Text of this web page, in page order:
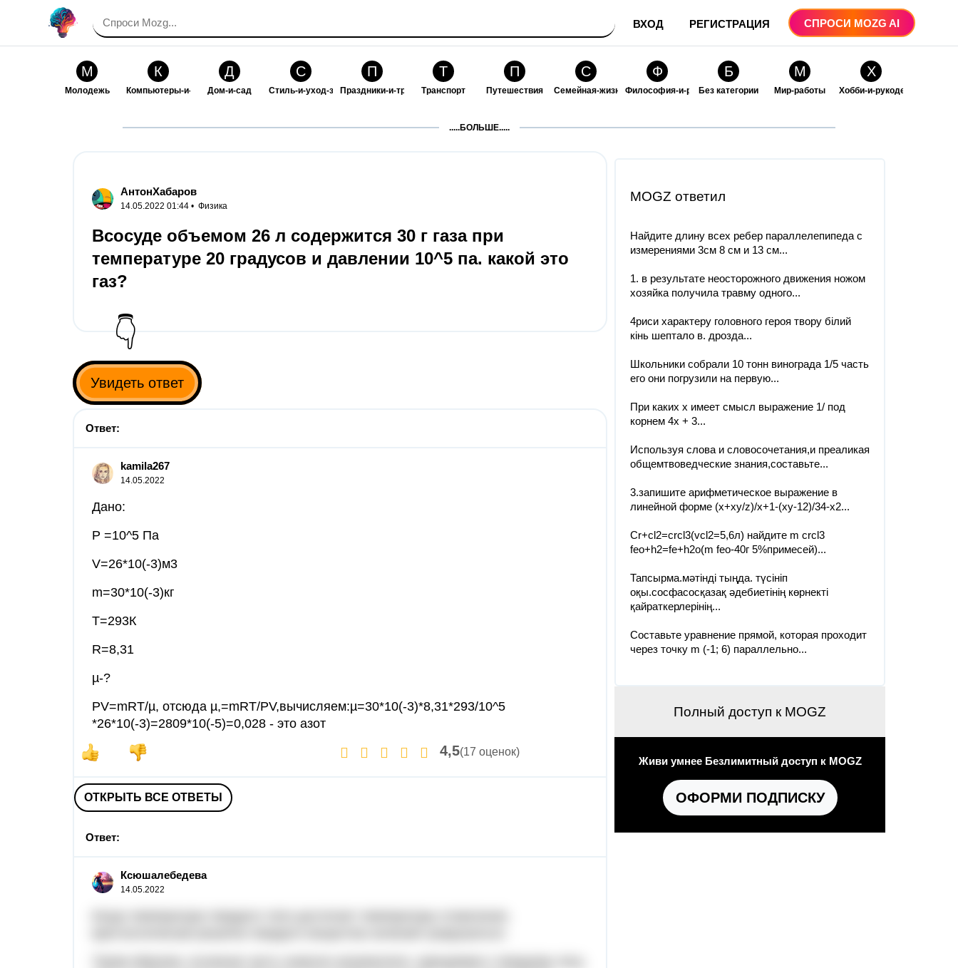
ВХОД РЕГИСТРАЦИЯ СПРОСИ MOZG AI
М
Молодежь
К
Компьютеры-и-электроника
Д
Дом-и-сад
С
Стиль-и-уход-за-собой
П
Праздники-и-традиции
Т
Транспорт
П
Путешествия
С
Семейная-жизнь
Ф
Философия-и-религия
Б
Без категории
М
Мир-работы
Х
Хобби-и-рукоделие
.....БОЛЬШЕ.....
АнтонХабаров
14.05.2022 01:44 • Физика
Всосуде объемом 26 л содержится 30 г газа при
температуре 20 градусов и давлении 10^5 па. какой это
газ?
👇
Увидеть ответ
Ответ:
kamila267
14.05.2022
Дано:
P =10^5 Па
V=26*10(-3)м3
m=30*10(-3)кг
T=293К
R=8,31
µ-?
PV=mRT/µ, отсюда µ,=mRT/PV,вычисляем:µ=30*10(-3)*8,31*293/10^5
*26*10(-3)=2809*10(-5)=0,028 - это азот
4,5(17 оценок)
ОТКРЫТЬ ВСЕ ОТВЕТЫ
Ответ:
Ксюшалебедева
14.05.2022
MOGZ ответил
Найдите длину всех ребер параллелепипеда с
измерениями 3см 8 см и 13 см​...
1. в результате неосторожного движения ножом
хозяйка получила травму одного...
4риси характеру головного героя твору білий
кінь шептало в. дрозда...
Школьники собрали 10 тонн винограда 1/5 часть
его они погрузили на первую...
При каких x имеет смысл выражение 1/ под
корнем 4x + 3...
Используя слова и словосочетания,и преаликая
общемтвоведческие знания,составьте...
3.запишите арифметическое выражение в
линейной форме (x+xy/z)/x+1-(xy-12)/34-x2...
Cr+cl2=crcl3(vcl2=5,6л) найдите m crcl3
feo+h2=fe+h2o(m feo-40г 5%примесей)...
Тапсырма.мәтінді тыңда. түсініп
оқы.сосфасосқазақ әдебиетінің көрнекті
қайраткерлерінің...
Составьте уравнение прямой, которая проходит
через точку m (-1; 6) параллельно...
Полный доступ к MOGZ
Живи умнее Безлимитный доступ к MOGZ
ОФОРМИ ПОДПИСКУ